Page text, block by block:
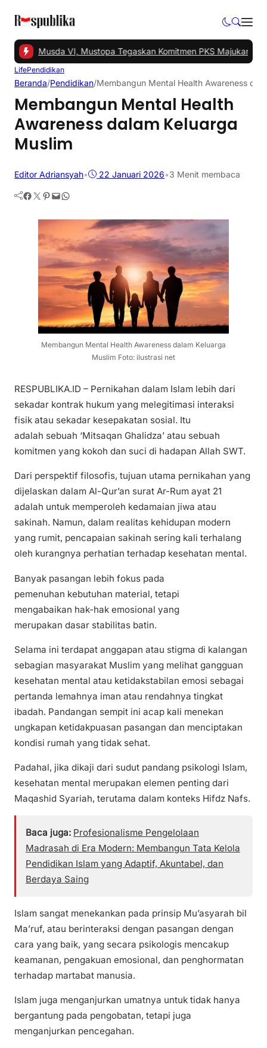
Gelar Musda VI, Mustopa Tegaskan Komitmen PKS Majukan
LifePendidikan
Beranda/Pendidikan/Membangun Mental Health Awareness
Membangun Mental Health
Awareness dalam Keluarga
Muslim
Editor Adriansyah• 22 Januari 2026•3 Menit membaca
Facebook Twitter Pinterest Mail WhatsApp
Membangun Mental Health Awareness dalam Keluarga
Muslim Foto: ilustrasi net
RESPUBLIKA.ID – Pernikahan dalam Islam lebih dari
sekadar kontrak hukum yang melegitimasi interaksi
fisik atau sekadar kesepakatan sosial. Itu
adalah sebuah ‘Mitsaqan Ghalidza’ atau sebuah
komitmen yang kokoh dan suci di hadapan Allah SWT.
Dari perspektif filosofis, tujuan utama pernikahan yang
dijelaskan dalam Al-Qur’an surat Ar-Rum ayat 21
adalah untuk memperoleh kedamaian jiwa atau
sakinah. Namun, dalam realitas kehidupan modern
yang rumit, pencapaian sakinah sering kali terhalang
oleh kurangnya perhatian terhadap kesehatan mental.
Banyak pasangan lebih fokus pada
pemenuhan kebutuhan material, tetapi
mengabaikan hak-hak emosional yang
merupakan dasar stabilitas batin.
Selama ini terdapat anggapan atau stigma di kalangan
sebagian masyarakat Muslim yang melihat gangguan
kesehatan mental atau ketidakstabilan emosi sebagai
pertanda lemahnya iman atau rendahnya tingkat
ibadah. Pandangan sempit ini acap kali menekan
ungkapan ketidakpuasan pasangan dan menciptakan
kondisi rumah yang tidak sehat.
Padahal, jika dikaji dari sudut pandang psikologi Islam,
kesehatan mental merupakan elemen penting dari
Maqashid Syariah, terutama dalam konteks Hifdz Nafs.
Baca juga: Profesionalisme Pengelolaan
Madrasah di Era Modern: Membangun Tata Kelola
Pendidikan Islam yang Adaptif, Akuntabel, dan
Berdaya Saing
Islam sangat menekankan pada prinsip Mu’asyarah bil
Ma’ruf, atau berinteraksi dengan pasangan dengan
cara yang baik, yang secara psikologis mencakup
keamanan, pengakuan emosional, dan penghormatan
terhadap martabat manusia.
Islam juga menganjurkan umatnya untuk tidak hanya
bergantung pada pengobatan, tetapi juga
menganjurkan pencegahan.